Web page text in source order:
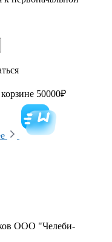
50000₽
ООО "Челеби-